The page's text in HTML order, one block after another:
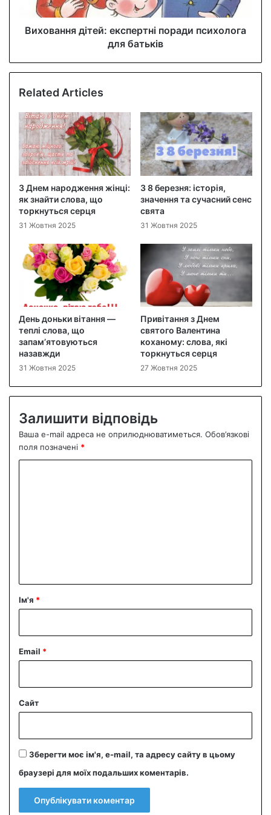
Виховання дітей: експертні поради психолога
для батьків
Related Articles
З Днем народження жінці:
як знайти слова, що
торкнуться серця
31 Жовтня 2025
З 8 березня: історія,
значення та сучасний сенс
свята
31 Жовтня 2025
День доньки вітання —
теплі слова, що
запам’ятовуються
назавжди
31 Жовтня 2025
Привітання з Днем
святого Валентина
коханому: слова, які
торкнуться серця
27 Жовтня 2025
Залишити відповідь
Ваша e-mail адреса не оприлюднюватиметься. Обов’язкові
поля позначені *
рІм'я *
Email *
Сайт
Зберегти моє ім'я, e-mail, та адресу сайту в цьому
браузері для моїх подальших коментарів.